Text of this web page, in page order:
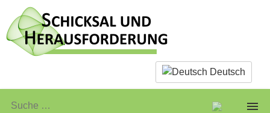
Deutsch